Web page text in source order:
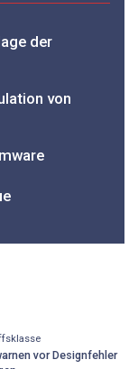
der
von
vor Designfehler